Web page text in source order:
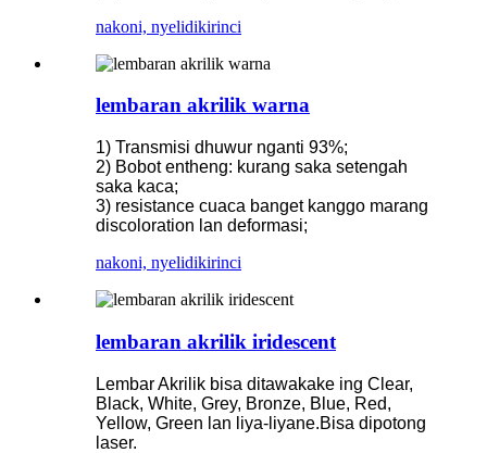
nakoni, nyelidikirinci
lembaran akrilik warna
1) Transmisi dhuwur nganti 93%;
2) Bobot entheng: kurang saka setengah
saka kaca;
3) resistance cuaca banget kanggo marang
discoloration lan deformasi;
nakoni, nyelidikirinci
lembaran akrilik iridescent
Lembar Akrilik bisa ditawakake ing Clear,
Black, White, Grey, Bronze, Blue, Red,
Yellow, Green lan liya-liyane.Bisa dipotong
laser.